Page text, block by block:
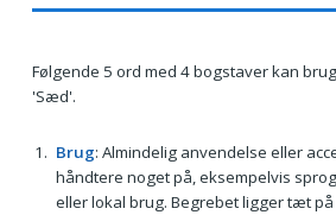
Følgende 5 ord med 4 bogstaver kan
'Sæd'.
Brug: Almindelig anvendelse eller
håndtere noget på, eksempelvis
eller lokal brug. Begrebet ligger tæt